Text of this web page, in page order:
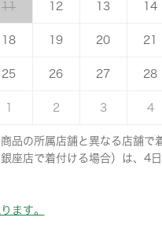
11 12 13 14
18 19 20 21
25 26 27 28
2 3 4
品の所属店舗と異なる店舗で
銀座店で着付ける場合）は、4
ます。